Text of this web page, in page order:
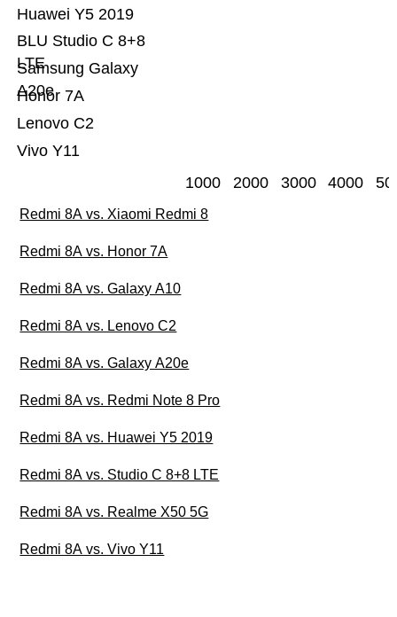
Vivo Y11
Lenovo C2
Honor 7A
Samsung Galaxy
A20e
BLU Studio C 8+8
LTE
Huawei Y5 2019
1000 2000 3000 4000
Redmi 8A vs. Xiaomi Redmi 8
Redmi 8A vs. Honor 7A
Redmi 8A vs. Galaxy A10
Redmi 8A vs. Lenovo C2
Redmi 8A vs. Galaxy A20e
Redmi 8A vs. Redmi Note 8 Pro
Redmi 8A vs. Huawei Y5 2019
Redmi 8A vs. Studio C 8+8 LTE
Redmi 8A vs. Realme X50 5G
Redmi 8A vs. Vivo Y11